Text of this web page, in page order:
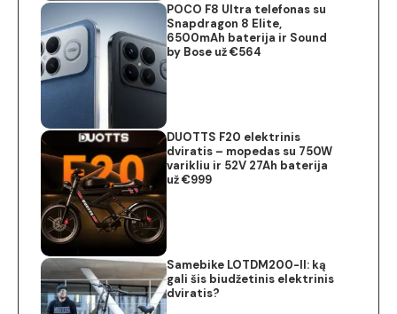
POCO F8 Ultra telefonas su
Snapdragon 8 Elite,
6500mAh baterija ir Sound
by Bose už €564
DUOTTS F20 elektrinis
dviratis – mopedas su 750W
varikliu ir 52V 27Ah baterija
už €999
Samebike LOTDM200-II: ką
gali šis biudžetinis elektrinis
dviratis?